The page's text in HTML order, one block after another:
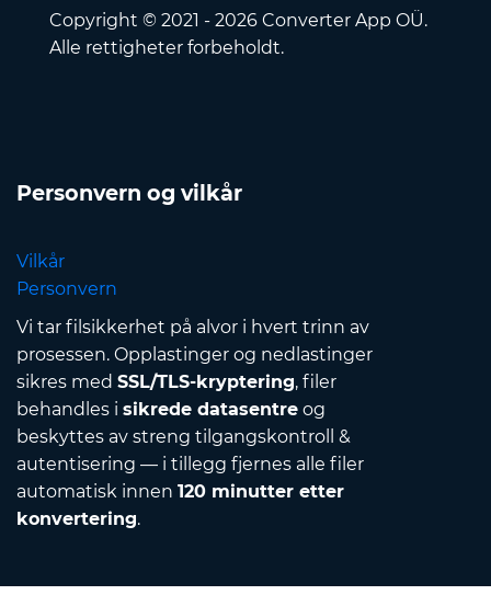
Copyright © 2021 - 2026 Converter App OÜ.
Alle rettigheter forbeholdt.
Personvern og vilkår
Vilkår
Personvern
Vi tar filsikkerhet på alvor i hvert trinn av
prosessen. Opplastinger og nedlastinger
sikres med SSL/TLS-kryptering, filer
behandles i sikrede datasentre og
beskyttes av streng tilgangskontroll &
autentisering — i tillegg fjernes alle filer
automatisk innen 120 minutter etter
konvertering.